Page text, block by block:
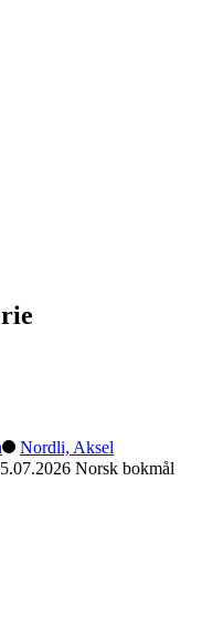
Nordli, Aksel
Norsk bokmål